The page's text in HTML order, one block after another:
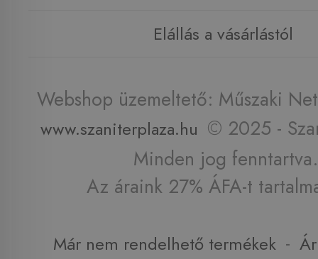
Elállás a vásárlástól
Webshop üzemeltető: Műszaki
www.szaniterplaza.hu © 2025 -
Minden jog fenntartva.
Az áraink 27% ÁFA-t
Már nem rendelhető termékek -